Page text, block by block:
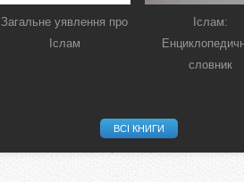
Загальне уявлення про
Іслам
Іслам:
словник
ВСІ КНИГИ